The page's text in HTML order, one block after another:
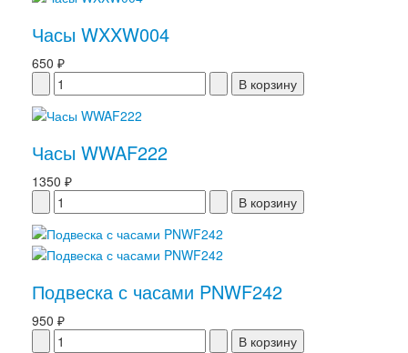
Часы WXXW004
650 ₽
Часы WWAF222
1350 ₽
Подвеска с часами PNWF242
950 ₽